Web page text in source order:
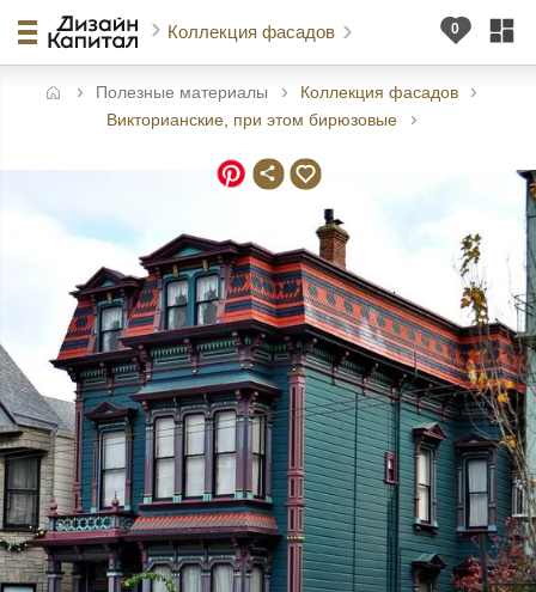
Коллекция фасадов
Полезные материалы
Коллекция фасадов
Викторианские, при этом бирюзовые